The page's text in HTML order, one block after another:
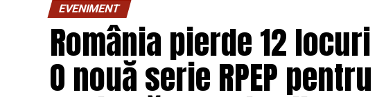
EVENIMENT
România pierde 12
O nouă serie RPEP